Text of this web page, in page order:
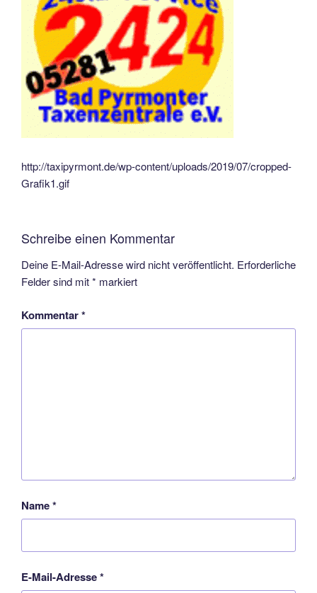
http://taxipyrmont.de/wp-content/uploads/2019/07/cropped-
Grafik1.gif
Schreibe einen Kommentar
Deine E-Mail-Adresse wird nicht veröffentlicht. Erforderliche
Felder sind mit* markiert
Kommentar*
Name*
E-Mail-Adresse*